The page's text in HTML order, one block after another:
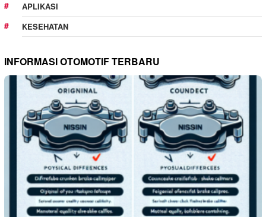
APLIKASI
KESEHATAN
INFORMASI OTOMOTIF TERBARU